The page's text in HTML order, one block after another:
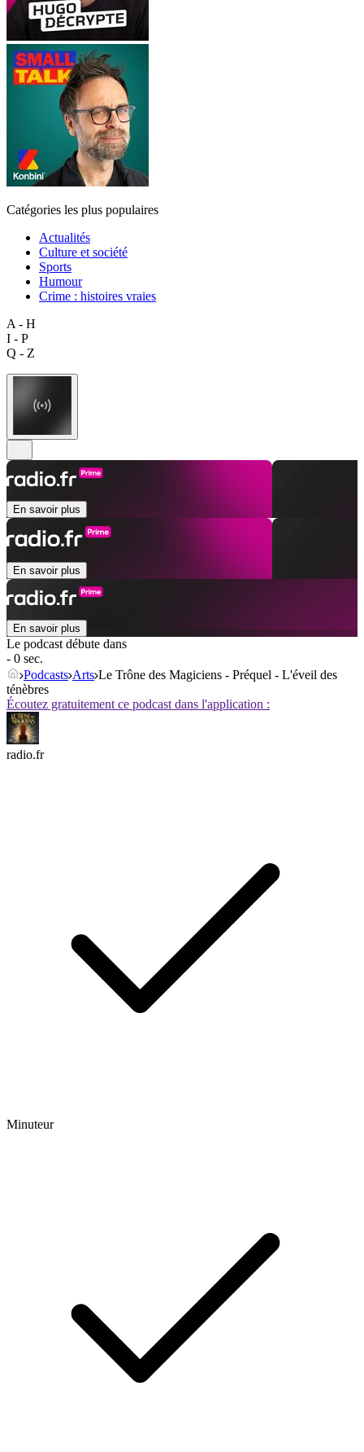
Catégories les plus populaires
Actualités
Culture et société
Sports
Humour
Crime : histoires vraies
A - H
I - P
Q - Z
En savoir plus
En savoir plus
En savoir plus
Le podcast débute dans
- 0 sec.
Podcasts Arts Le Trône des Magiciens - Préquel - L'éveil des
ténèbres
Écoutez gratuitement ce podcast dans l'application :
radio.fr
Minuteur